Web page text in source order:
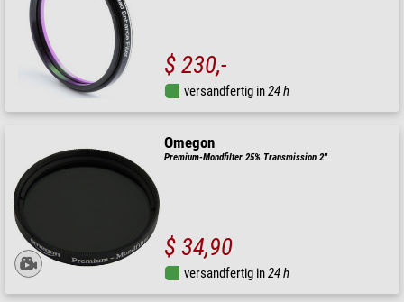
$ 230,-
versandfertig in24 h
Omegon
Premium-Mondfilter 25% Transmission 2''
$ 34,90
versandfertig in24 h